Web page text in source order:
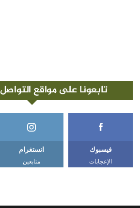
تابعونا على مواقع
فيسبوك
الإعجابات
انستغرام
متابعين